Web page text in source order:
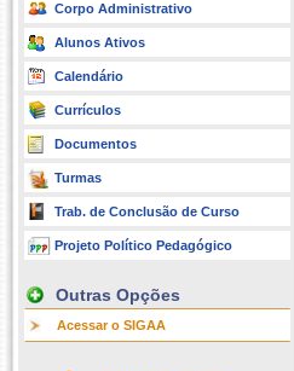
Corpo Administrativo
Alunos Ativos
Calendário
Currículos
Documentos
Turmas
Trab. de Conclusão de Curso
Projeto Político Pedagógico
Outras Opções
Acessar o SIGAA